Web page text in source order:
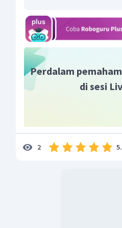
Berdasarkan aturan
senyawa tersebut adalah
CH
Perdalam
di sesi
2